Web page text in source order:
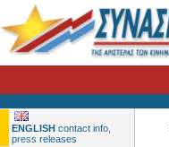
ENGLISH contact info,
press releases